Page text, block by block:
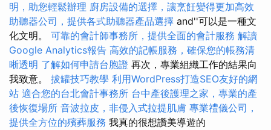
明，助您輕鬆辦理 廚房設備的選擇，讓烹飪變得更加高效
助聽器公司，提供各式助聽器產品選擇 and''可以是一種文
化文明。 可靠的會計師事務所，提供全面的會計服務 解讀
Google Analytics報告 高效的記帳服務，確保您的帳務清
晰透明 了解如何申請台胞證 再次，專業組織工作的結果向
我致意。 拔罐技巧教學 利用WordPress打造SEO友好的網
站 適合您的台北會計事務所 台中產後護理之家，專業的產
後恢復場所 音波拉皮，非侵入式拉提肌膚 專業禮儀公司，
提供全方位的殯葬服務 我真的很想讚美導遊的